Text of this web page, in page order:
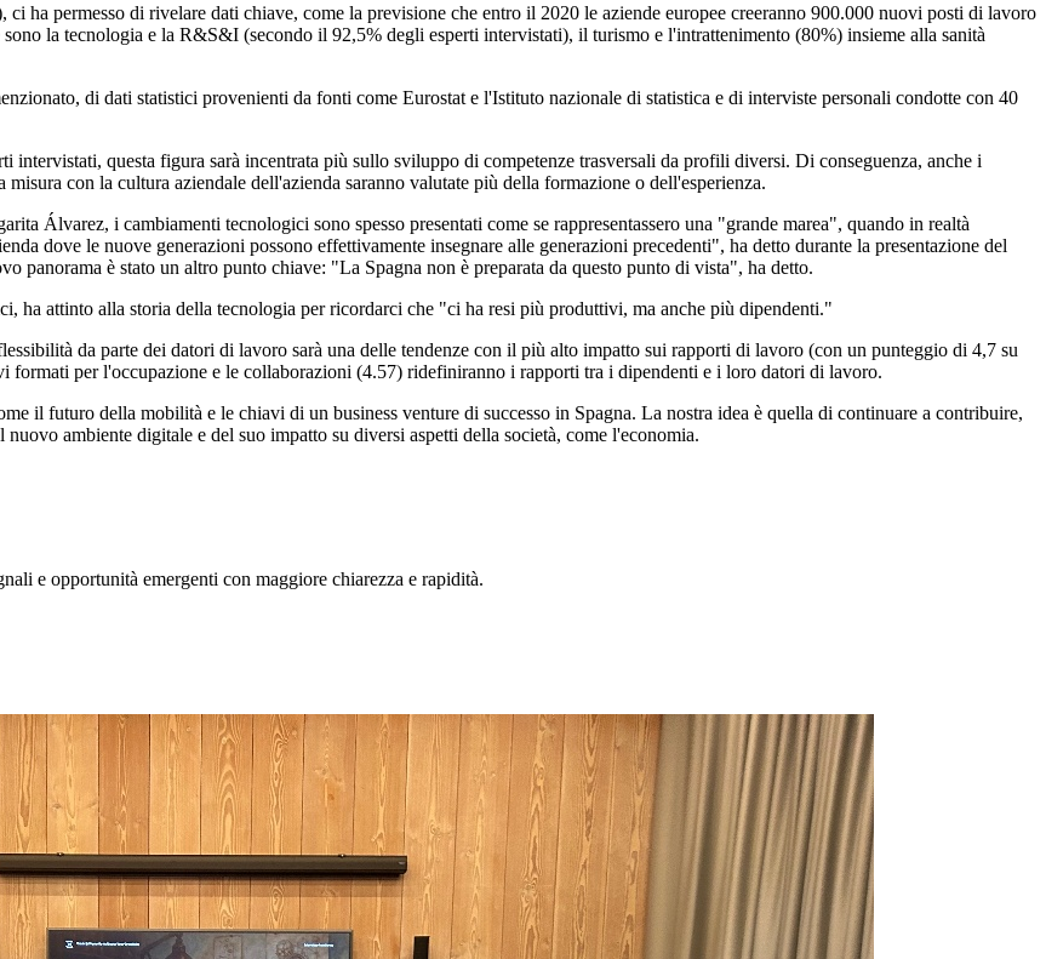
ha permesso di rivelare dati chiave, come la previsione che entro il 2020 le aziende europee creeranno 900.000 nuovi posti di lavoro
la tecnologia e la R&S&I (secondo il 92,5% degli esperti intervistati), il turismo e l'intrattenimento (80%) insieme alla sanità
di dati statistici provenienti da fonti come Eurostat e l'Istituto nazionale di statistica e di interviste personali condotte con 40
questa figura sarà incentrata più sullo sviluppo di competenze trasversali da profili diversi. Di conseguenza, anche i
con la cultura aziendale dell'azienda saranno valutate più della formazione o dell'esperienza.
Álvarez, i cambiamenti tecnologici sono spesso presentati come se rappresentassero una "grande marea", quando in realtà
dove le nuove generazioni possono effettivamente insegnare alle generazioni precedenti", ha detto durante la presentazione del
panorama è stato un altro punto chiave: "La Spagna non è preparata da questo punto di vista", ha detto.
ha attinto alla storia della tecnologia per ricordarci che "ci ha resi più produttivi, ma anche più dipendenti."
da parte dei datori di lavoro sarà una delle tendenze con il più alto impatto sui rapporti di lavoro (con un punteggio di 4,7 su
per l'occupazione e le collaborazioni (4.57) ridefiniranno i rapporti tra i dipendenti e i loro datori di lavoro.
il futuro della mobilità e le chiavi di un business venture di successo in Spagna. La nostra idea è quella di continuare a contribuire,
ambiente digitale e del suo impatto su diversi aspetti della società, come l'economia.
e opportunità emergenti con maggiore chiarezza e rapidità.